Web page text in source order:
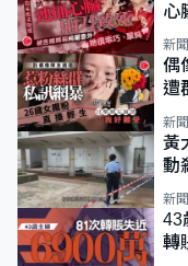
心
新
偶
遭
新
黃
動
斃
新
43
轉